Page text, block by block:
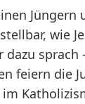
Jüngern
wie
sprach
feiern die